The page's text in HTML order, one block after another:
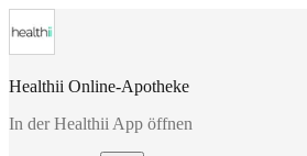
Healthii Online-Apotheke
In der Healthii App öffnen